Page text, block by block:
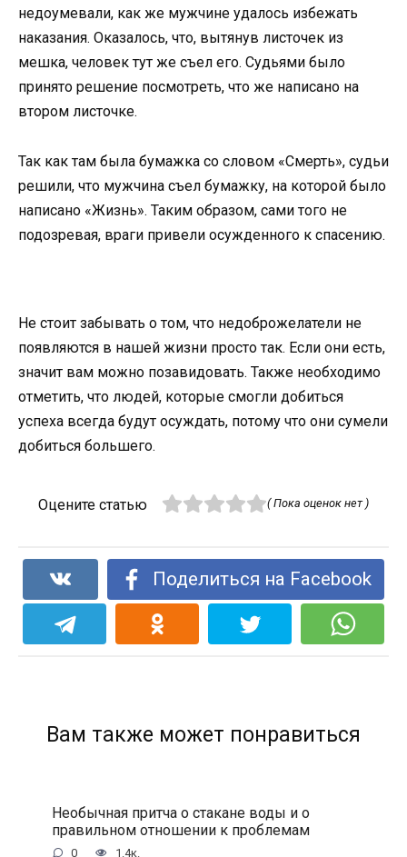
недоумевали, как же мужчине удалось избежать
наказания. Оказалось, что, вытянув листочек из
мешка, человек тут же съел его. Судьями было
принято решение посмотреть, что же написано на
втором листочке.
Так как там была бумажка со словом «Смерть», судьи
решили, что мужчина съел бумажку, на которой было
написано «Жизнь». Таким образом, сами того не
подозревая, враги привели осужденного к спасению.
Не стоит забывать о том, что недоброжелатели не
появляются в нашей жизни просто так. Если они есть,
значит вам можно позавидовать. Также необходимо
отметить, что людей, которые смогли добиться
успеха всегда будут осуждать, потому что они сумели
добиться большего.
Оцените статью ( Пока оценок нет )
Поделиться на Facebook
Вам также может понравиться
Необычная притча о стакане воды и о
правильном отношении к проблемам
0 1.4к.